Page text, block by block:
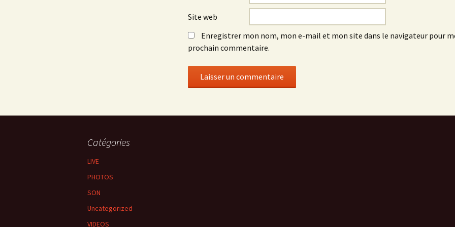
Site web
Enregistrer mon nom, mon e-mail et mon site dans le navigateur pour
prochain commentaire.
Catégories
LIVE
PHOTOS
SON
Uncategorized
VIDEOS